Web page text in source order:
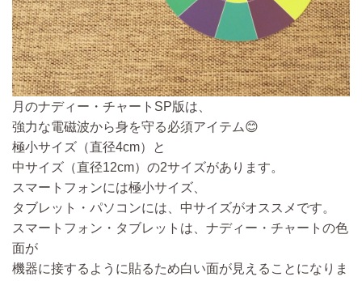
月のナディー・チャートSP版は、
強力な電磁波から身を守る必須アイテム😊
極小サイズ（直径4cm）と
中サイズ（直径12cm）の2サイズがあります。
スマートフォンには極小サイズ、
タブレット・パソコンには、中サイズがオススメです。
スマートフォン・タブレットは、ナディー・チャートの色
面が
機器に接するように貼るため白い面が見えることになりま